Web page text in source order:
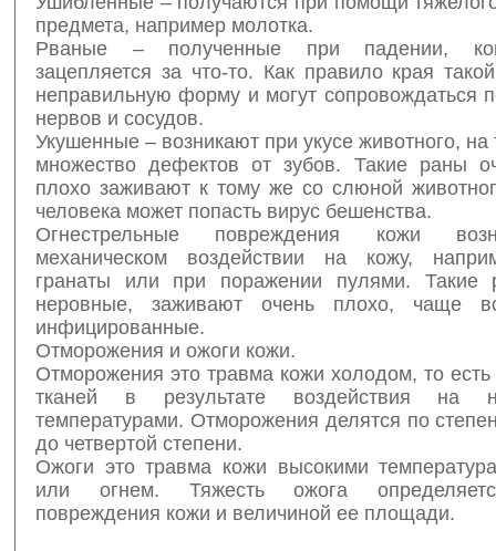
предмета, например молотка.
Рваные – полученные при падении,
зацепляется за что-то. Как правило края
неправильную форму и могут сопровождаться
нервов и сосудов.
Укушенные – возникают при укусе животного, на
множество дефектов от зубов. Такие раны
плохо заживают к тому же со слюной
человека может попасть вирус бешенства.
Огнестрельные повреждения кожи
механическом воздействии на кожу,
гранаты или при поражении пулями. Такие
неровные, заживают очень плохо, чаще
инфицированные.
Отморожения и ожоги кожи.
Отморожения это травма кожи холодом, то
тканей в результате воздействия на
температурами. Отморожения делятся по
до четвертой степени.
Ожоги это травма кожи высокими
или огнем. Тяжесть ожога
повреждения кожи и величиной ее площади.